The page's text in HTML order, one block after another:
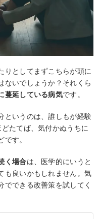
りとしてまずこちらが頭に
ないでしょうか？それくら
蔓延している病気です。
というのは、誰しもが経験
たてば、気付かぬうちに
す。
く場合は、医学的にいうと
も良いかもしれません。気
でできる改善策を試してく